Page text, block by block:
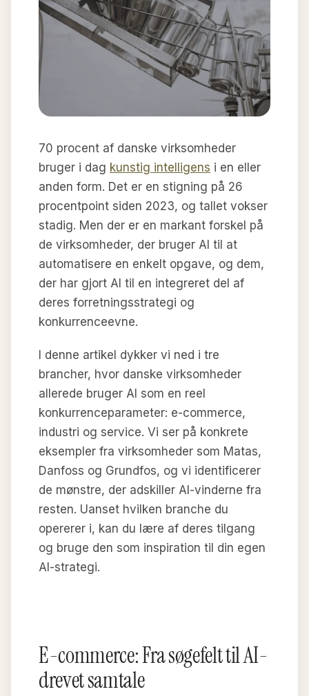
70 procent af danske virksomheder
bruger i dag kunstig intelligens i en eller
anden form. Det er en stigning på 26
procentpoint siden 2023, og tallet vokser
stadig. Men der er en markant forskel på
de virksomheder, der bruger AI til at
automatisere en enkelt opgave, og dem,
der har gjort AI til en integreret del af
deres forretningsstrategi og
konkurrenceevne.
I denne artikel dykker vi ned i tre
brancher, hvor danske virksomheder
allerede bruger AI som en reel
konkurrenceparameter: e-commerce,
industri og service. Vi ser på konkrete
eksempler fra virksomheder som Matas,
Danfoss og Grundfos, og vi identificerer
de mønstre, der adskiller AI-vinderne fra
resten. Uanset hvilken branche du
opererer i, kan du lære af deres tilgang
og bruge den som inspiration til din egen
AI-strategi.
E-commerce: Fra søgefelt til AI-
drevet samtale